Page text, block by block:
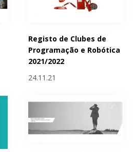
Registo de Clubes de
Programação e Robótica
2021/2022
24.11.21